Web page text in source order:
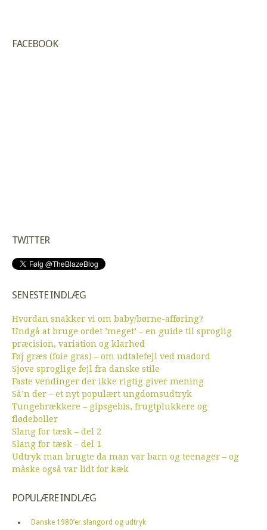
FACEBOOK
TWITTER
SENESTE INDLÆG
Hvordan snakker vi om baby/børne-afføring?
Undgå at bruge ordet ’meget’ – en guide til sproglig
præcision, variation og klarhed
Føj græs (foie gras) – om udtalefejl ved madord
Sjove sproglige fejl fra danske stile
Faste vendinger der ikke rigtig giver mening
Så’n der – et nyt populært ungdomsudtryk
Tungebrækkere – gipsgebis, frugtplukkere og
flødeboller
Slang for tæsk – del 2
Slang for tæsk – del 1
Udtryk man brugte da man var barn og teenager – og
måske også var lidt for kæk
POPULÆRE INDLÆG
Danske 1980’er slangord og udtryk